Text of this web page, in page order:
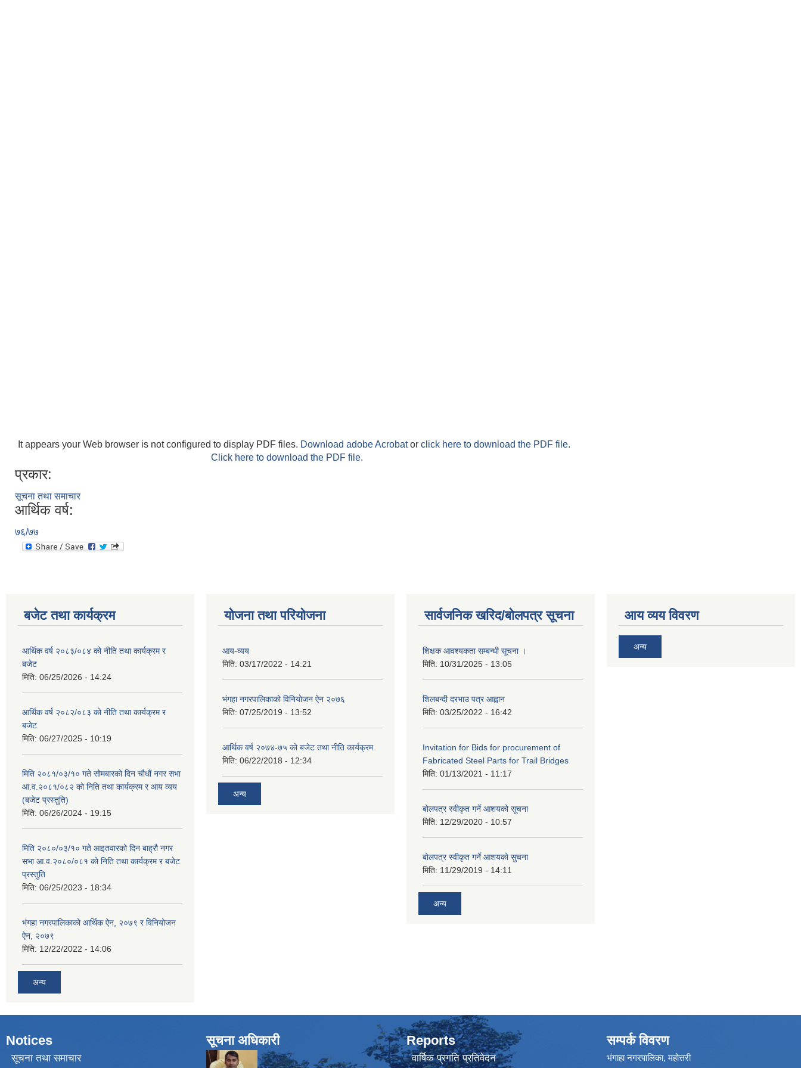
It appears your Web browser is not configured to display PDF files. Download adobe Acrobator click here to download the PDF file.
Click here to download the PDF file.
प्रकार:
सूचना तथा समाचार
आर्थिक वर्ष:
७६/७७
बजेट तथा कार्यक्रम
आर्थिक वर्ष २०८३/०८४ को नीति तथा कार्यक्रम र
बजेट
मिति: 06/25/2026 - 14:24
आर्थिक वर्ष २०८२/०८३ को नीति तथा कार्यक्रम र
बजेट
मिति: 06/27/2025 - 10:19
मिति २०८१/०३/१० गते सोमबारको दिन चौधौं नगर सभा
आ.व.२०८१/०८२ को निति तथा कार्यक्रम र आय व्यय
(बजेट प्रस्तुति)
मिति: 06/26/2024 - 19:15
मिति २०८०/०३/१० गते आइतवारको दिन बाह्रौ नगर
सभा आ.व.२०८०/०८१ को निति तथा कार्यक्रम र बजेट
प्रस्तुति
मिति: 06/25/2023 - 18:34
भंगहा नगरपालिकाको आर्थिक ऐन, २०७९ र विनियोजन
ऐन, २०७९
मिति: 12/22/2022 - 14:06
अन्य
योजना तथा परियोजना
आय-व्यय
मिति: 03/17/2022 - 14:21
भंगहा नगरपालिकाको विनियोजन ऐन २०७६
मिति: 07/25/2019 - 13:52
आर्थिक वर्ष २०७४-७५ को बजेट तथा नीति कार्यक्रम
मिति: 06/22/2018 - 12:34
अन्य
सार्वजनिक खरिद/बोलपत्र सूचना
शिक्षक आवश्यकता सम्बन्धी सूचना ।
मिति: 10/31/2025 - 13:05
शिलबन्दी दरभाउ पत्र आह्वान
मिति: 03/25/2022 - 16:42
Invitation for Bids for procurement of
Fabricated Steel Parts for Trail Bridges
मिति: 01/13/2021 - 11:17
बोलपत्र स्वीकृत गर्ने आशयको सूचना
मिति: 12/29/2020 - 10:57
बोलपत्र स्वीकृत गर्ने आशयको सुचना
मिति: 11/29/2019 - 14:11
अन्य
आय व्यय विवरण
अन्य
Notices
सूचना तथा समाचार
सूचना अधिकारी Reports
वार्षिक प्रगति प्रतिवेदन
सम्पर्क विवरण
भंगाहा नगरपालिका, महोत्तरी